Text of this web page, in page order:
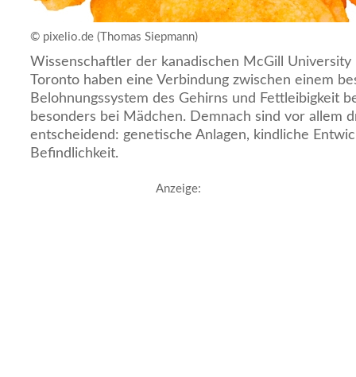
© pixelio.de (Thomas Siepmann)
Wissenschaftler der kanadischen McGill
Toronto haben eine Verbindung zwischen einem
Belohnungssystem des Gehirns und Fettleibigkeit
besonders bei Mädchen. Demnach sind vor allem
entscheidend: genetische Anlagen, kindliche
Befindlichkeit.
Anzeige: